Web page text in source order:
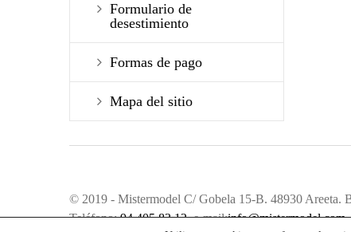
Formulario de
desestimiento
Formas de pago
Mapa del sitio
© 2019 - Mistermodel C/ Gobela 15-B. 48930 Areeta.
Teléfono:94 405 83 12. e-mail:info@mistermodel.com